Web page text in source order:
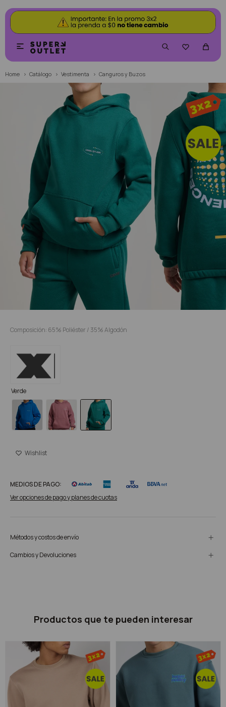


Home Catálogo Vestimenta Canguros y Buzos
Composición: 65% Poliéster / 35% Algodón
Verde
MEDIOS DE PAGO:
Ver opciones de pago y planes de cuotas
Métodos y costos de envío
Cambios y Devoluciones
Productos que te pueden interesar